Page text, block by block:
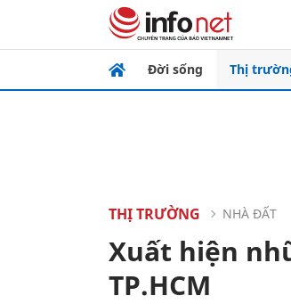
Đời sống Thị
THỊ TRƯỜNG NHÀ ĐẤT
Xuất hiện
TP.HCM